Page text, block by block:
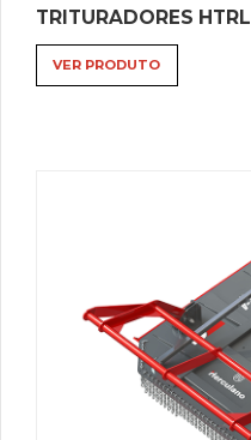
TRITURADORES HTRL
VER PRODUTO